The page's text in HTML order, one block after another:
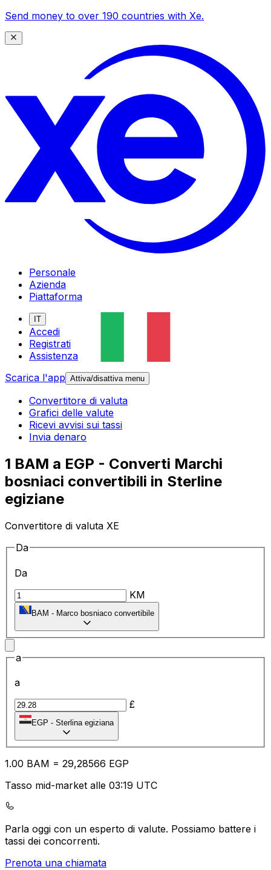
Send money to over 190 countries with Xe.
Personale
Azienda
Piattaforma
IT
Accedi
Registrati
Assistenza
Scarica l'app Attiva/disattiva menu
Convertitore di valuta
Grafici delle valute
Ricevi avvisi sui tassi
Invia denaro
1 BAM a EGP - Converti Marchi
bosniaci convertibili in Sterline
egiziane
Convertitore di valuta XE
Da
Da
KM
BAM - Marco bosniaco convertibile
a
a
£
EGP - Sterlina egiziana
1.00 BAM = 29,28566 EGP
Tasso mid-market alle 03:19 UTC
Parla oggi con un esperto di valute. Possiamo battere i
tassi dei concorrenti.
Prenota una chiamata